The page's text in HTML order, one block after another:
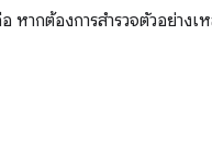
ากต้องการสำรวจตัวอย่าง